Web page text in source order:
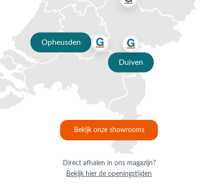
Opheusden
Duiven
Bekijk onze showrooms
Direct afhalen in ons magazijn?
Bekijk hier de openingstijden